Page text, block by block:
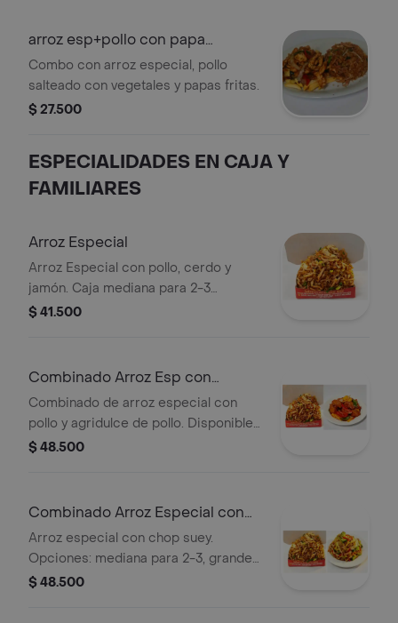
arroz esp+pollo con papa
francesas
Combo con arroz especial, pollo
salteado con vegetales y papas fritas.
$ 27.500
ESPECIALIDADES EN CAJA Y
FAMILIARES
Arroz Especial
Arroz Especial con pollo, cerdo y
jamón. Caja mediana para 2-3
personas Grande para 4-6personas
$ 41.500
Combinado Arroz Esp con
agridulc Pollo
Combinado de arroz especial con
pollo y agridulce de pollo. Disponible
en tamaños: mediana (2-3 personas),
$ 48.500
Combinado Arroz Especial con
chop suey
Arroz especial con chop suey.
Opciones: mediana para 2-3, grande
para 4-6, mega para 8-10 personas.
$ 48.500